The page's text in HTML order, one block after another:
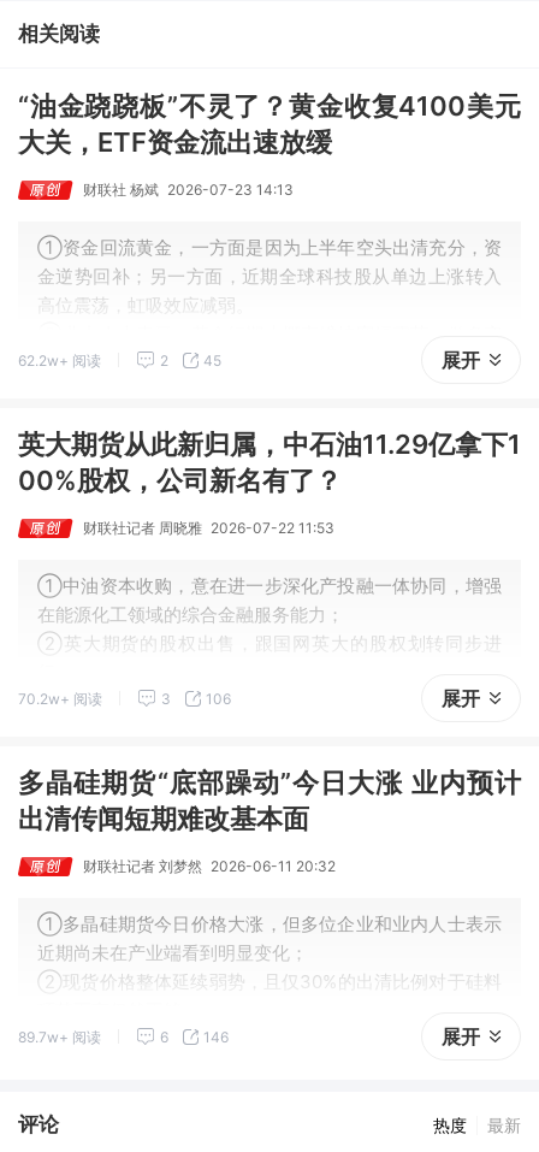
价预期暂未被市场定价，王牌自营前瞻捕捉“预期差”，3日大涨
26%。
相关阅读
“油金跷跷板”不灵了？黄金收复4100美元
大关，ETF资金流出速放缓
财联社 杨斌 2026-07-23 14:13
①资金回流黄金，一方面是因为上半年空头出清充分，资
金逆势回补；另一方面，近期全球科技股从单边上涨转入
高位震荡，虹吸效应减弱。
口尚未开启，趋势性上涨或需等到9月之后，核心变量在于
62.2w+ 阅读 2 45 展开
英大期货从此新归属，中石油11.29亿拿下1
00%股权，公司新名有了？
财联社记者 周晓雅 2026-07-22 11:53
①中油资本收购，意在进一步深化产投融一体协同，增强
在能源化工领域的综合金融服务能力；
②英大期货的股权出售，跟国网英大的股权划转同步进
③随着新一轮股权变更落地，英大期货或迎来发展新机
70.2w+ 阅读 3 106 展开
多晶硅期货“底部躁动”今日大涨 业内预计
出清传闻短期难改基本面
财联社记者 刘梦然 2026-06-11 20:32
①多晶硅期货今日价格大涨，但多位企业和业内人士表示
近期尚未在产业端看到明显变化；
②现货价格整体延续弱势，且仅30%的出清比例对于硅料
89.7w+ 阅读 6 146 展开
评论 热度 最新